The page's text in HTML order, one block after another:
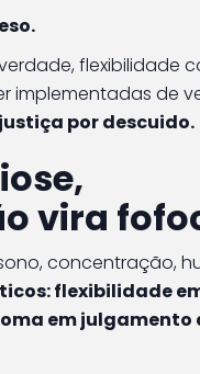
flexibilidade
implementadas de
por descuido.
vira
concentração,
flexibilidade
em julgamento